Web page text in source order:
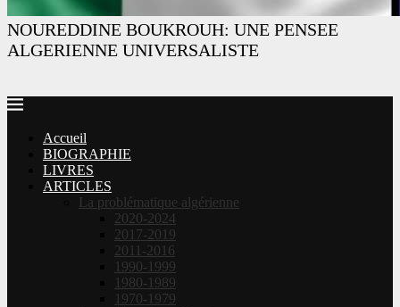
NOUREDDINE BOUKROUH: UNE PENSEE
ALGERIENNE UNIVERSALISTE
Accueil
BIOGRAPHIE
LIVRES
ARTICLES
La problématique algérienne
2020-2024
2017-2019
2011-2016
1990-1999
1980-1989
1970-1979